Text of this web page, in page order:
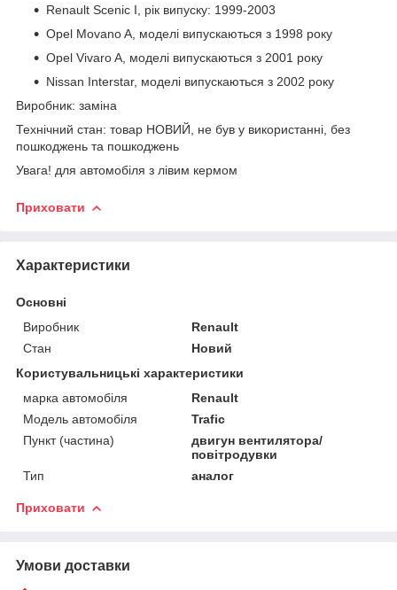
Renault Scenic I, рік випуску: 1999-2003
Opel Movano A, моделі випускаються з 1998 року
Opel Vivaro A, моделі випускаються з 2001 року
Nissan Interstar, моделі випускаються з 2002 року
Виробник: заміна
Технічний стан: товар НОВИЙ, не був у використанні, без
пошкоджень та пошкоджень
Увага! для автомобіля з лівим кермом
Приховати
Характеристики
Основні
Виробник
Renault
Стан
Новий
Користувальницькі характеристики
марка автомобіля
Renault
Модель автомобіля
Trafic
Пункт (частина)
двигун вентилятора/
повітродувки
Тип
аналог
Приховати
Умови доставки